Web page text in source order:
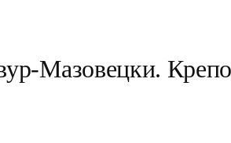
Мазовецки.